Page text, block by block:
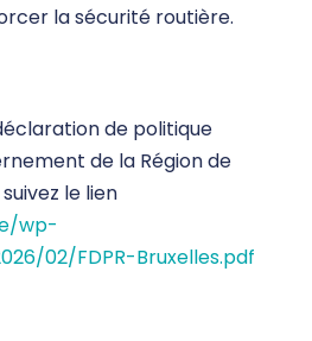
la sécurité routière.
de politique
de la Région de
le lien
wp-
02/FDPR-Bruxelles.pdf